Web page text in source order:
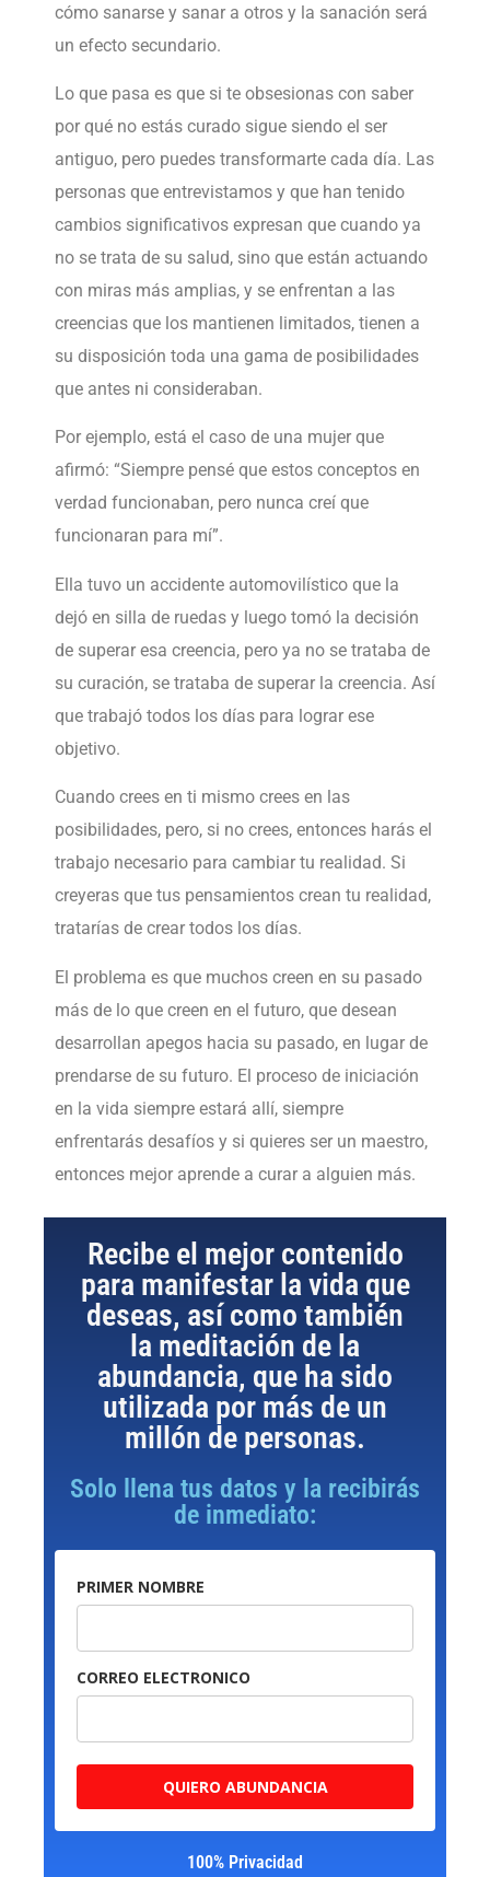
cómo sanarse y sanar a otros y la sanación será
un efecto secundario.
Lo que pasa es que si te obsesionas con saber
por qué no estás curado sigue siendo el ser
antiguo, pero puedes transformarte cada día. Las
personas que entrevistamos y que han tenido
cambios significativos expresan que cuando ya
no se trata de su salud, sino que están actuando
con miras más amplias, y se enfrentan a las
creencias que los mantienen limitados, tienen a
su disposición toda una gama de posibilidades
que antes ni consideraban.
Por ejemplo, está el caso de una mujer que
afirmó: “Siempre pensé que estos conceptos en
verdad funcionaban, pero nunca creí que
funcionaran para mí”.
Ella tuvo un accidente automovilístico que la
dejó en silla de ruedas y luego tomó la decisión
de superar esa creencia, pero ya no se trataba de
su curación, se trataba de superar la creencia. Así
que trabajó todos los días para lograr ese
objetivo.
Cuando crees en ti mismo crees en las
posibilidades, pero, si no crees, entonces harás el
trabajo necesario para cambiar tu realidad. Si
creyeras que tus pensamientos crean tu realidad,
tratarías de crear todos los días.
El problema es que muchos creen en su pasado
más de lo que creen en el futuro, que desean
desarrollan apegos hacia su pasado, en lugar de
prendarse de su futuro. El proceso de iniciación
en la vida siempre estará allí, siempre
enfrentarás desafíos y si quieres ser un maestro,
entonces mejor aprende a curar a alguien más.
Recibe el mejor contenido
para manifestar la vida que
deseas, así como también
la meditación de la
abundancia, que ha sido
utilizada por más de un
millón de personas.
Solo llena tus datos y la recibirás
de inmediato:
PRIMER NOMBRE
CORREO ELECTRONICO
QUIERO ABUNDANCIA
100% Privacidad